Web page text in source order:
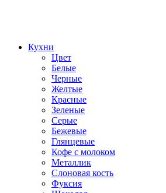
Кухни
Цвет
Белые
Черные
Желтые
Красные
Зеленые
Серые
Бежевые
Глянцевые
Кофе с молоком
Металлик
Слоновая кость
Фуксия